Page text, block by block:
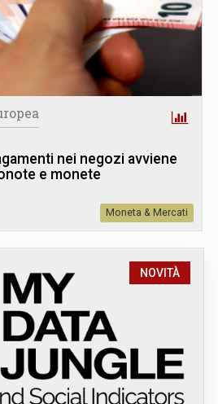
nei negozi avviene
e monete
Moneta & Mercati
NOVITÀ